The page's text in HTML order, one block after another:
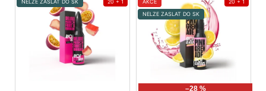
ýNELZE ZASLAT DO SK
20 + 1
AKCE
NELZE ZASLAT DO SK
–28 %
20 + 1